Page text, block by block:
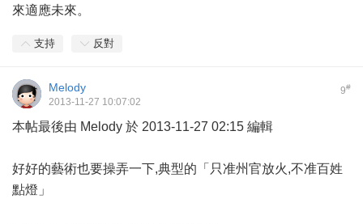
來適應未來。
支持 反對
9#
Melody
2013-11-27 10:07:02
本帖最後由 Melody 於 2013-11-27 02:15 編輯
好好的藝術也要操弄一下,典型的「只准州官放火,不准百姓
點燈」